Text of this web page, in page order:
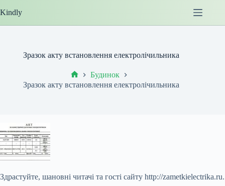
до
Kindly
Зразок акту встановлення електролічильника
Головна
Будинок
Зразок акту встановлення електролічильника
Здрастуйте, шановні читачі та гості сайту http://zametkielectrika.ru.